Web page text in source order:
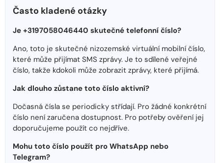
Často kladené otázky
Je +3197058046440 skutečné telefonní číslo?
Ano, toto je skutečné nizozemské virtuální mobilní číslo,
které může přijímat SMS zprávy. Je to sdílené veřejné
číslo, takže kdokoli může zobrazit zprávy, které přijímá.
Jak dlouho zůstane toto číslo aktivní?
Dočasná čísla se periodicky střídají. Pro žádné konkrétní
číslo není zaručena dostupnost. Pro potřeby ověření jej
doporučujeme použít co nejdříve.
Mohu toto číslo použít pro WhatsApp nebo
Telegram?